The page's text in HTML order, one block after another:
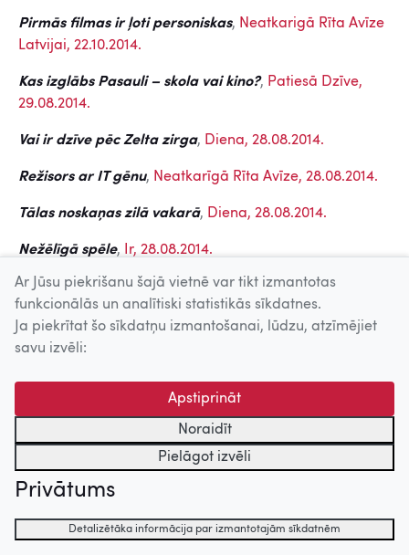
Pirmās filmas ir ļoti personiskas, Neatkarigā Rīta Avīze
Latvijai, 22.10.2014.
Kas izglābs Pasauli – skola vai kino?, Patiesā Dzīve,
29.08.2014.
Vai ir dzīve pēc Zelta zirga, Diena, 28.08.2014.
Režisors ar IT gēnu, Neatkarīgā Rīta Avīze, 28.08.2014.
Tālas noskaņas zilā vakarā, Diena, 28.08.2014.
Nežēlīgā spēle, Ir, 28.08.2014.
centrs. Sadarbības partneris: Latvijas Valsts
kinofotofonodokumentu arhīvs.
Ar Jūsu piekrišanu šajā vietnē var tikt izmantotas
funkcionālās un analītiski statistikās sīkdatnes.
Ja piekrītat šo sīkdatņu izmantošanai, lūdzu, atzīmējiet
savu izvēli:
Apstiprināt
Noraidīt
Pielāgot izvēli
Privātums
Detalizētāka informācija par izmantotajām sīkdatnēm